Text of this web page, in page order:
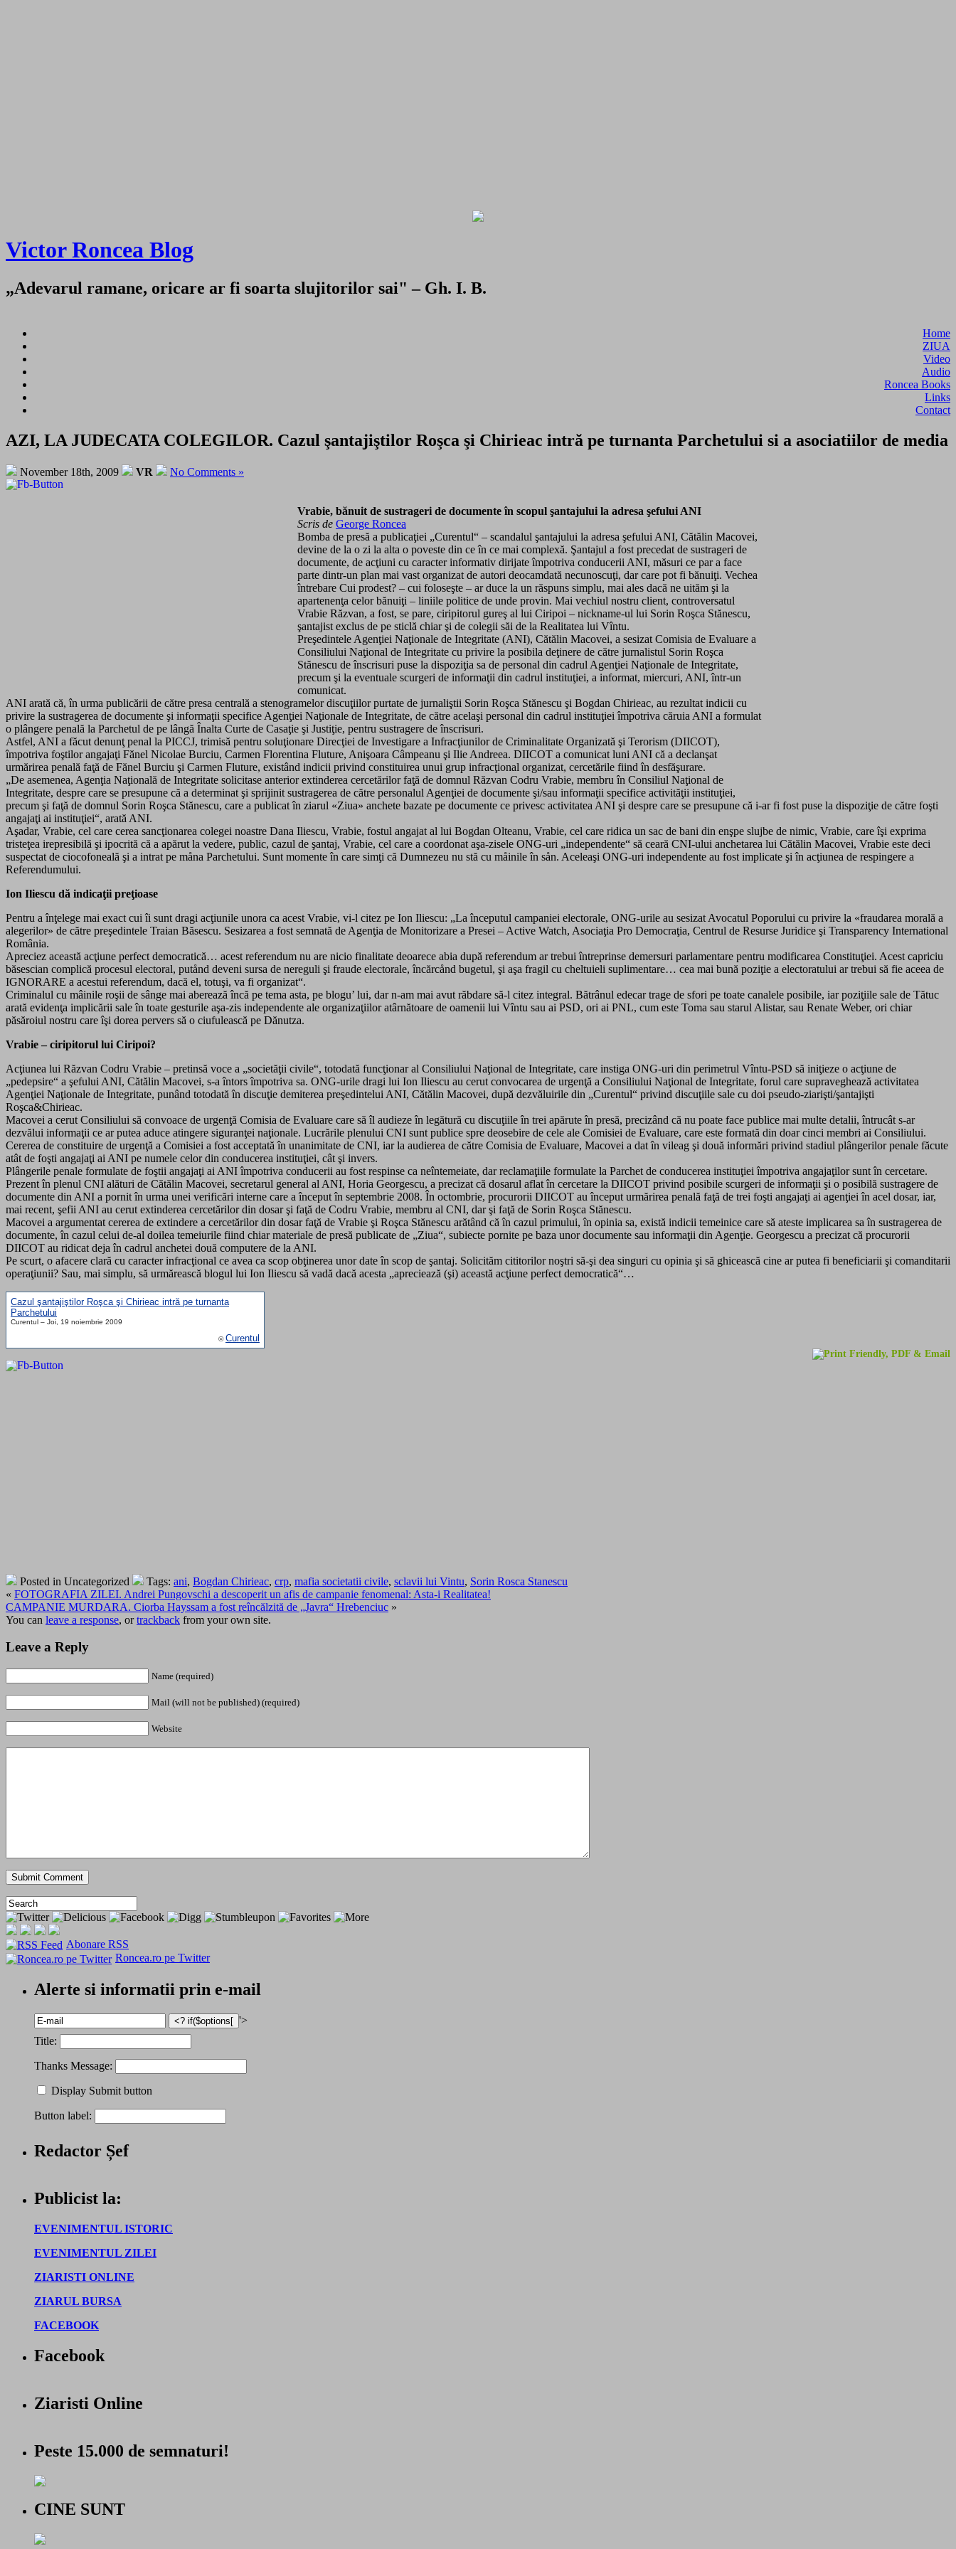
Victor Roncea Blog
„Adevarul ramane, oricare ar fi soarta slujitorilor sai" – Gh. I. B.
Home
ZIUA
Video
Audio
Roncea Books
Links
Contact
AZI, LA JUDECATA COLEGILOR. Cazul şantajiştilor Roşca şi Chirieac intră pe turnanta Parchetului si a asociatiilor de media
November 18th, 2009 VR No Comments »
Vrabie, bănuit de sustrageri de documente în scopul şantajului la adresa şefului ANI
Scris de George Roncea
Bomba de presă a publicaţiei „Curentul“ – scandalul şantajului la adresa şefului ANI, Cătălin Macovei,
devine de la o zi la alta o poveste din ce în ce mai complexă. Şantajul a fost precedat de sustrageri de
documente, de acţiuni cu caracter informativ dirijate împotriva conducerii ANI, măsuri ce par a face
parte dintr-un plan mai vast organizat de autori deocamdată necunoscuţi, dar care pot fi bănuiţi. Vechea
întrebare Cui prodest? – cui foloseşte – ar duce la un răspuns simplu, mai ales dacă ne uităm şi la
apartenenţa celor bănuiţi – liniile politice de unde provin. Mai vechiul nostru client, controversatul
Vrabie Răzvan, a fost, se pare, ciripitorul gureş al lui Ciripoi – nickname-ul lui Sorin Roşca Stănescu,
şantajist exclus de pe sticlă chiar şi de colegii săi de la Realitatea lui Vîntu.
Preşedintele Agenţiei Naţionale de Integritate (ANI), Cătălin Macovei, a sesizat Comisia de Evaluare a
Consiliului Naţional de Integritate cu privire la posibila deţinere de către jurnalistul Sorin Roşca
Stănescu de înscrisuri puse la dispoziţia sa de personal din cadrul Agenţiei Naţionale de Integritate,
precum şi la eventuale scurgeri de informaţii din cadrul instituţiei, a informat, miercuri, ANI, într-un
comunicat.
ANI arată că, în urma publicării de către presa centrală a stenogramelor discuţiilor purtate de jurnaliştii Sorin Roşca Stănescu şi Bogdan Chirieac, au rezultat indicii cu
privire la sustragerea de documente şi informaţii specifice Agenţiei Naţionale de Integritate, de către acelaşi personal din cadrul instituţiei împotriva căruia ANI a formulat
o plângere penală la Parchetul de pe lângă Înalta Curte de Casaţie şi Justiţie, pentru sustragere de înscrisuri.
Astfel, ANI a făcut denunţ penal la PICCJ, trimisă pentru soluţionare Direcţiei de Investigare a Infracţiunilor de Criminalitate Organizată şi Terorism (DIICOT),
împotriva foştilor angajaţi Fănel Nicolae Burciu, Carmen Florentina Fluture, Anişoara Câmpeanu şi Ilie Andreea. DIICOT a comunicat luni ANI că a declanşat
urmărirea penală faţă de Fănel Burciu şi Carmen Fluture, existând indicii privind constituirea unui grup infracţional organizat, cercetările fiind în desfăşurare.
„De asemenea, Agenţia Naţională de Integritate solicitase anterior extinderea cercetărilor faţă de domnul Răzvan Codru Vrabie, membru în Consiliul Naţional de
Integritate, despre care se presupune că a determinat şi sprijinit sustragerea de către personalul Agenţiei de documente şi/sau informaţii specifice activităţii instituţiei,
precum şi faţă de domnul Sorin Roşca Stănescu, care a publicat în ziarul «Ziua» anchete bazate pe documente ce privesc activitatea ANI şi despre care se presupune că i-ar fi fost puse la dispoziţie de către foşti
angajaţi ai instituţiei“, arată ANI.
Aşadar, Vrabie, cel care cerea sancţionarea colegei noastre Dana Iliescu, Vrabie, fostul angajat al lui Bogdan Olteanu, Vrabie, cel care ridica un sac de bani din enşpe slujbe de nimic, Vrabie, care îşi exprima
tristeţea irepresibilă şi ipocrită că a apărut la vedere, public, cazul de şantaj, Vrabie, cel care a coordonat aşa-zisele ONG-uri „independente“ să ceară CNI-ului anchetarea lui Cătălin Macovei, Vrabie este deci
suspectat de ciocofoneală şi a intrat pe måna Parchetului. Sunt momente în care simţi că Dumnezeu nu stă cu måinile în sån. Aceleaşi ONG-uri independente au fost implicate şi în acţiunea de respingere a
Referendumului.
Ion Iliescu dă indicaţii preţioase
Pentru a înţelege mai exact cui îi sunt dragi acţiunile unora ca acest Vrabie, vi-l citez pe Ion Iliescu: „La începutul campaniei electorale, ONG-urile au sesizat Avocatul Poporului cu privire la «fraudarea morală a
alegerilor» de către preşedintele Traian Băsescu. Sesizarea a fost semnată de Agenţia de Monitorizare a Presei – Active Watch, Asociaţia Pro Democraţia, Centrul de Resurse Juridice şi Transparency International
România.
Apreciez această acţiune perfect democratică… acest referendum nu are nicio finalitate deoarece abia după referendum ar trebui întreprinse demersuri parlamentare pentru modificarea Constituţiei. Acest capriciu
băsescian complică procesul electoral, putånd deveni sursa de nereguli şi fraude electorale, încărcånd bugetul, şi aşa fragil cu cheltuieli suplimentare… cea mai bună poziţie a electoratului ar trebui să fie aceea de
IGNORARE a acestui referendum, dacă el, totuşi, va fi organizat“.
Criminalul cu mâinile roşii de sânge mai aberează încă pe tema asta, pe blogu’ lui, dar n-am mai avut răbdare să-l citez integral. Bătrânul edecar trage de sfori pe toate canalele posibile, iar poziţiile sale de Tătuc
arată evidenţa implicării sale în toate gesturile aşa-zis independente ale organizaţiilor atârnătoare de oamenii lui Vîntu sau ai PSD, ori ai PNL, cum este Toma sau starul Alistar, sau Renate Weber, ori chiar
păsăroiul nostru care îşi dorea pervers să o ciufulească pe Dănutza.
Vrabie – ciripitorul lui Ciripoi?
Acţiunea lui Răzvan Codru Vrabie – pretinsă voce a „societăţii civile“, totodată funcţionar al Consiliului Naţional de Integritate, care instiga ONG-uri din perimetrul Vîntu-PSD să iniţieze o acţiune de
„pedepsire“ a şefului ANI, Cătălin Macovei, s-a întors împotriva sa. ONG-urile dragi lui Ion Iliescu au cerut convocarea de urgenţă a Consiliului Naţional de Integritate, forul care supraveghează activitatea
Agenţiei Naţionale de Integritate, punând totodată în discuţie demiterea preşedintelui ANI, Cătălin Macovei, după dezvăluirile din „Curentul“ privind discuţiile sale cu doi pseudo-ziarişti/şantajişti
Roşca&Chirieac.
Macovei a cerut Consiliului să convoace de urgenţă Comisia de Evaluare care să îl audieze în legătură cu discuţiile în trei apărute în presă, precizând că nu poate face publice mai multe detalii, întrucât s-ar
dezvălui informaţii ce ar putea aduce atingere siguranţei naţionale. Lucrările plenului CNI sunt publice spre deosebire de cele ale Comisiei de Evaluare, care este formată din doar cinci membri ai Consiliului.
Cererea de constituire de urgenţă a Comisiei a fost acceptată în unanimitate de CNI, iar la audierea de către Comisia de Evaluare, Macovei a dat în vileag şi două informări privind stadiul plângerilor penale făcute
atât de foşti angajaţi ai ANI pe numele celor din conducerea instituţiei, cât şi invers.
Plângerile penale formulate de foştii angajaţi ai ANI împotriva conducerii au fost respinse ca neîntemeiate, dar reclamaţiile formulate la Parchet de conducerea instituţiei împotriva angajaţilor sunt în cercetare.
Prezent în plenul CNI alături de Cătălin Macovei, secretarul general al ANI, Horia Georgescu, a precizat că dosarul aflat în cercetare la DIICOT privind posibile scurgeri de informaţii şi o posibilă sustragere de
documente din ANI a pornit în urma unei verificări interne care a început în septembrie 2008. În octombrie, procurorii DIICOT au început urmărirea penală faţă de trei foşti angajaţi ai agenţiei în acel dosar, iar,
mai recent, şefii ANI au cerut extinderea cercetărilor din dosar şi faţă de Codru Vrabie, membru al CNI, dar şi faţă de Sorin Roşca Stănescu.
Macovei a argumentat cererea de extindere a cercetărilor din dosar faţă de Vrabie şi Roşca Stănescu arătând că în cazul primului, în opinia sa, există indicii temeinice care să ateste implicarea sa în sustragerea de
documente, în cazul celui de-al doilea temeiurile fiind chiar materiale de presă publicate de „Ziua“, subiecte pornite pe baza unor documente sau informaţii din Agenţie. Georgescu a precizat că procurorii
DIICOT au ridicat deja în cadrul anchetei două computere de la ANI.
Pe scurt, o afacere clară cu caracter infracţional ce avea ca scop obţinerea unor date în scop de şantaj. Solicităm cititorilor noştri să-şi dea singuri cu opinia şi să ghicească cine ar putea fi beneficiarii şi comanditarii
operaţiunii? Sau, mai simplu, să urmărească blogul lui Ion Iliescu să vadă dacă acesta „apreciează (şi) această acţiune perfect democratică“…
Cazul şantajiştilor Roşca şi Chirieac intră pe turnanta
Parchetului
Curentul – Joi, 19 noiembrie 2009
©Curentul
Posted in Uncategorized Tags: ani, Bogdan Chirieac, crp, mafia societatii civile, sclavii lui Vintu, Sorin Rosca Stanescu
« FOTOGRAFIA ZILEI. Andrei Pungovschi a descoperit un afis de campanie fenomenal: Asta-i Realitatea!
CAMPANIE MURDARA. Ciorba Hayssam a fost reîncălzită de „Javra“ Hrebenciuc »
You can leave a response, ortrackback from your own site.
Leave a Reply
Name (required)
Mail (will not be published) (required)
Website
Abonare RSS
Roncea.ro pe Twitter
Alerte si informatii prin e-mail
'>
Title:
Thanks Message:
Display Submit button
Button label:
Redactor Șef
Publicist la:
EVENIMENTUL ISTORIC
EVENIMENTUL ZILEI
ZIARISTI ONLINE
ZIARUL BURSA
FACEBOOK
Facebook
Ziaristi Online
Peste 15.000 de semnaturi!
CINE SUNT